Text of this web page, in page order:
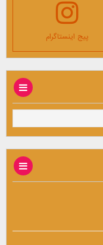
پیج اینستاگرام